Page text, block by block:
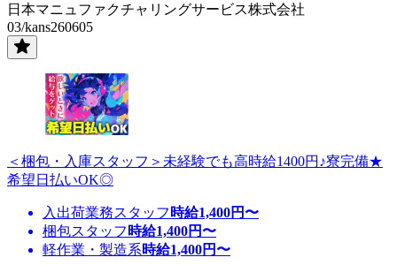
日本マニュファクチャリングサービス株式会社
03/kans260605
＜梱包・入庫スタッフ＞未経験でも高時給1400円♪寮完備★
希望日払いOK◎
入出荷業務スタッフ 時給1,400円〜
梱包スタッフ 時給1,400円〜
軽作業・製造系時給1,400円〜